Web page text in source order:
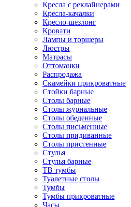
Кресла с реклайнерами
Кресла-качалки
Кресло-шезлонг
Кровати
Лампы и торшеры
Люстры
Матрасы
Оттоманки
Распродажа
Скамейки прикроватные
Стойки барные
Столы барные
Столы журнальные
Столы обеденные
Столы письменные
Столы придиванные
Столы пристенные
Стулья
Стулья барные
ТВ тумбы
Туалетные столы
Тумбы
Тумбы прикроватные
Часы